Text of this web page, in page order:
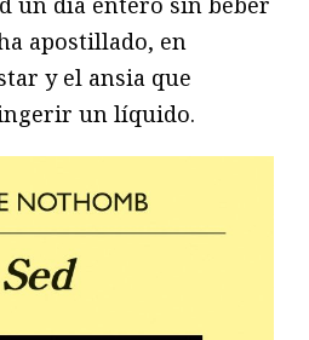
apostillado, en
y el ansia que
un líquido.